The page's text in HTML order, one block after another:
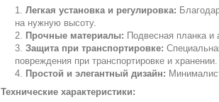
Легкая установка и регулировка:
на нужную высоту.
Прочные материалы: Подвесная планка и
Защита при транспортировке:
повреждения при транспортировке и хранении.
Простой и элегантный дизайн:
Технические характеристики: